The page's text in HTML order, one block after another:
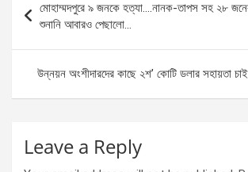
o
o
k
g
er
A
p
p
navigation
মোহাম্মদপুরে ৯ জনকে হত্যা….নানক-তাপস সহ ২৮
শুনানি আবারও পেছালো…
উন্নয়ন অংশীদারদের কাছে ২শ’ কোটি ডলার সহায়তা
Leave a Reply